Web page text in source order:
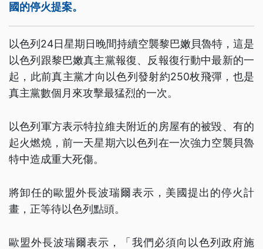
國的停火提案。
以色列24日星期日晚間持續空襲黎巴嫩貝魯特，這是
以色列跟黎巴嫩真主黨報復、反報復行動中最新的一
起，此前真主黨才向以色列發射約250枚飛彈，也是
真主黨數個月來攻擊最猛烈的一次。
以色列軍方表示特拉維夫附近的房屋有的被毀、有的
起火燃燒，前一天星期六以色列在一次強力空襲貝魯
特中造成重大死傷。
將卸任的歐盟外長波瑞爾表示，美國提出的停火計
畫，正等待以色列點頭。
歐盟外長波瑞爾表示，「我們必須向以色列政府施